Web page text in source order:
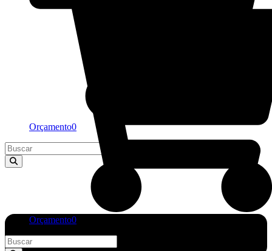
Orçamento0
Orçamento0